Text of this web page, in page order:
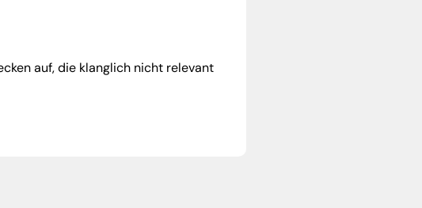
auf, die klanglich nicht relevant